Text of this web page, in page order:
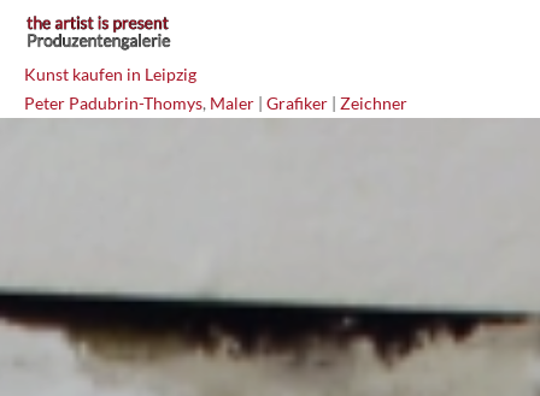
Kunst kaufen in Leipzig
Peter Padubrin-Thomys, Maler | Grafiker | Zeichner